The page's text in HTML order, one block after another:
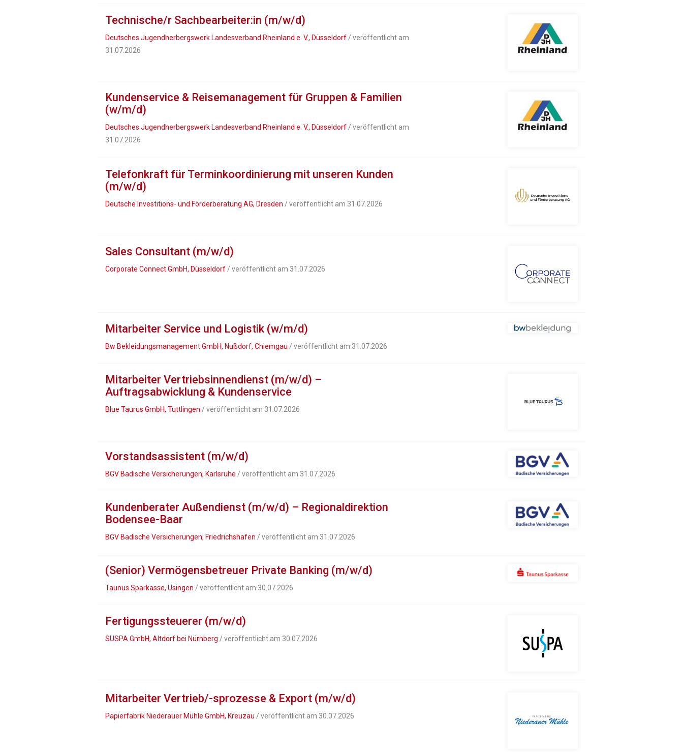
Technische/r Sachbearbeiter:in (m/w/d)
Deutsches Jugendherbergswerk Landesverband Rheinland e. V., Düsseldorf / veröffentlicht am
31.07.2026
Kundenservice & Reisemanagement für Gruppen & Familien
(w/m/d)
Deutsches Jugendherbergswerk Landesverband Rheinland e. V., Düsseldorf / veröffentlicht am
31.07.2026
Telefonkraft für Terminkoordinierung mit unseren Kunden
(m/w/d)
Deutsche Investitions- und Förderberatung AG, Dresden / veröffentlicht am 31.07.2026
Sales Consultant (m/w/d)
Corporate Connect GmbH, Düsseldorf / veröffentlicht am 31.07.2026
Mitarbeiter Service und Logistik (w/m/d)
Bw Bekleidungsmanagement GmbH, Nußdorf, Chiemgau / veröffentlicht am 31.07.2026
Mitarbeiter Vertriebsinnendienst (m/w/d) –
Auftragsabwicklung & Kundenservice
Blue Taurus GmbH, Tuttlingen / veröffentlicht am 31.07.2026
Vorstandsassistent (m/w/d)
BGV Badische Versicherungen, Karlsruhe / veröffentlicht am 31.07.2026
Kundenberater Außendienst (m/w/d) – Regionaldirektion
Bodensee-Baar
BGV Badische Versicherungen, Friedrichshafen / veröffentlicht am 31.07.2026
(Senior) Vermögensbetreuer Private Banking (m/w/d)
Taunus Sparkasse, Usingen / veröffentlicht am 30.07.2026
Fertigungssteuerer (m/w/d)
SUSPA GmbH, Altdorf bei Nürnberg / veröffentlicht am 30.07.2026
Mitarbeiter Vertrieb/-sprozesse & Export (m/w/d)
Papierfabrik Niederauer Mühle GmbH, Kreuzau / veröffentlicht am 30.07.2026